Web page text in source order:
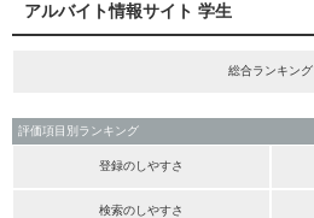
アルバイト情報サイト 学生
総合ランキング
評価項目別ランキング
登録のしやすさ
検索のしやすさ